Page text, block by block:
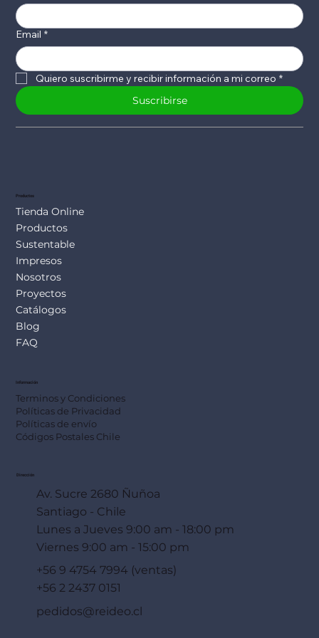
Email *
Quiero suscribirme y recibir información a mi correo *
Suscribirse
Productos
Tienda Online
Productos
Sustentable
Impresos
Nosotros
Proyectos
Catálogos
Blog
FAQ
Información
Terminos y Condiciones
Políticas de Privacidad
Políticas de envío
Códigos Postales Chile
Dirección
Av. Sucre 2680 Ñuñoa
Santiago - Chile
Lunes a Jueves 9:00 am - 18:00 pm
Viernes 9:00 am - 15:00 pm
+56 9 4754 7994 (ventas)
+56 2 2437 0151
pedidos@reideo.cl